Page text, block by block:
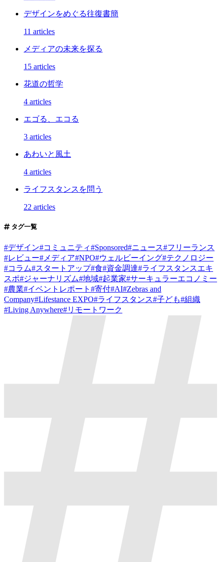
デザインをめぐる往復書簡
11 articles
メディアの未来を探る
15 articles
花道の哲学
4 articles
エゴる、エコる
3 articles
あわいと風土
4 articles
ライフスタンスを問う
22 articles
タグ一覧
#デザイン#コミュニティ#Sponsored#ニュース#フリーランス
#レビュー# メディア#NPO#ウェルビーイング#テクノロジー
#コラム#スタートアップ#食#資金調達#ライフスタンスエキ
スポ#ジャーナリズム#地域#起業家#サーキュラーエコノミー
#農業#イベントレポート #寄付#AI#Zebras and
Company#Lifestance EXPO#ライフスタンス#子ども#組織
#Living Anywhere#リモートワーク